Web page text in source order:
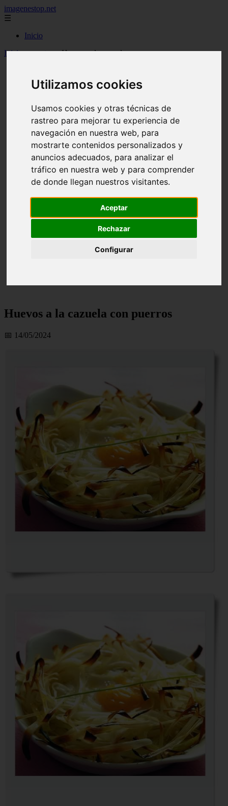
Utilizamos cookies
Usamos cookies y otras técnicas de
rastreo para mejorar tu experiencia de
navegación en nuestra web, para
mostrarte contenidos personalizados y
anuncios adecuados, para analizar el
tráfico en nuestra web y para comprender
de donde llegan nuestros visitantes.
Aceptar
Rechazar
Configurar
imagenestop.net
☰
Inicio
Inicio > recetas >Huevos a la cazuela con puerros
Huevos a la cazuela con puerros
📅 14/05/2024